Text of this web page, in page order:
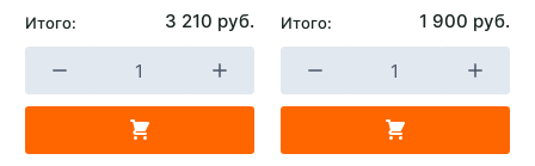
Итого: 3 210 руб. Итого: 1 900 руб.